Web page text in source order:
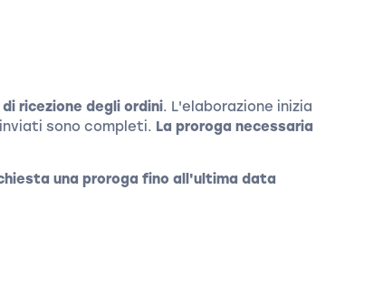
ricezione degli ordini. L'elaborazione inizia
sono completi. La proroga necessaria
una proroga fino all'ultima data